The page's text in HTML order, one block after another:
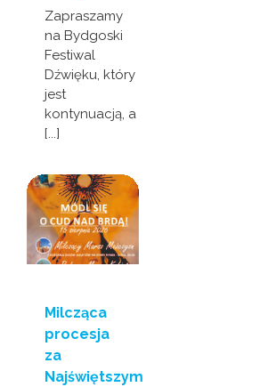
Zapraszamy
na Bydgoski
Festiwal
Dźwięku, który
jest
kontynuacją, a
[...]
Milcząca
procesja
za
Najświętszym